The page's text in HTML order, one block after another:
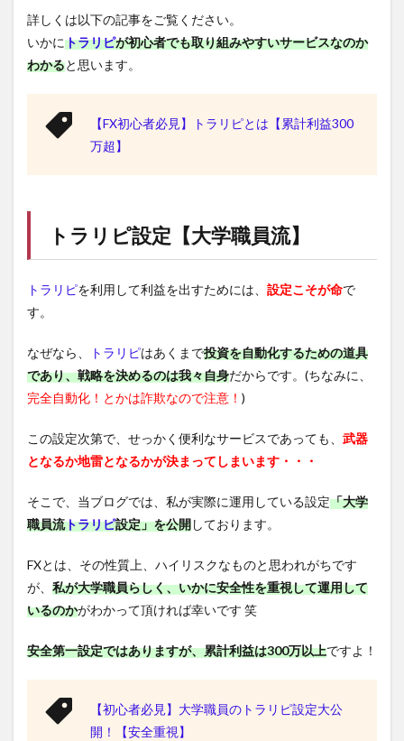
詳しくは以下の記事をご覧ください。
いかにトラリピが初心者でも取り組みやすいサービスなのか
わかると思います。
【FX初心者必見】トラリピとは【累計利益300
万超】
トラリピ設定【大学職員流】
トラリピを利用して利益を出すためには、 設定こそが命で
す。
なぜなら、 トラリピはあくまで投資を自動化するための道具
であり、戦略を決めるのは我々自身だからです。(ちなみに、
完全自動化！とかは詐欺なので注意！ )
この設定次第で、せっかく便利なサービスであっても、 武器
となるか地雷となるかが決まってしまいます・・・
そこで、当ブログでは、私が実際に運用している設定「大学
職員流トラリピ設定」を公開しております。
FXとは、その性質上、ハイリスクなものと思われがちです
が、 私が大学職員らしく、いかに安全性を重視して運用して
いるのかがわかって頂ければ幸いです 笑
安全第一設定ではありますが、累計利益は300万以上ですよ！
【初心者必見】大学職員のトラリピ設定大公
開！【安全重視】